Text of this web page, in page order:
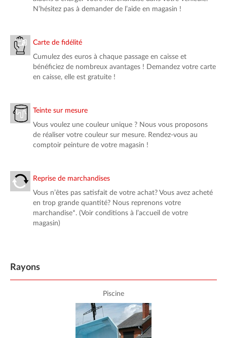
N’hésitez pas à demander de l’aide en magasin !
Carte de fidélité
Cumulez des euros à chaque passage en caisse et
bénéficiez de nombreux avantages ! Demandez votre carte
en caisse, elle est gratuite !
Teinte sur mesure
Vous voulez une couleur unique ? Nous vous proposons
de réaliser votre couleur sur mesure. Rendez-vous au
comptoir peinture de votre magasin !
Reprise de marchandises
Vous n’êtes pas satisfait de votre achat? Vous avez acheté
en trop grande quantité? Nous reprenons votre
marchandise*. (Voir conditions à l’accueil de votre
magasin)
Rayons
Piscine